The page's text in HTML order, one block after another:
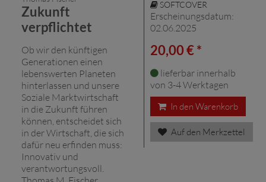
Zukunft
verpflichtet
Ob wir den künftigen
Generationen einen
lebenswerten Planeten
hinterlassen und unsere
Soziale Marktwirtschaft
in die Zukunft führen
können, entscheidet sich
in der Wirtschaft, die sich
dafür neu erfinden muss:
Innovativ und
verantwortungsvoll.
SOFTCOVER
Erscheinungsdatum:
02.06.2025
20,00 € *
lieferbar innerhalb
von 3-4 Werktagen
In den Warenkorb
Auf den Merkzettel